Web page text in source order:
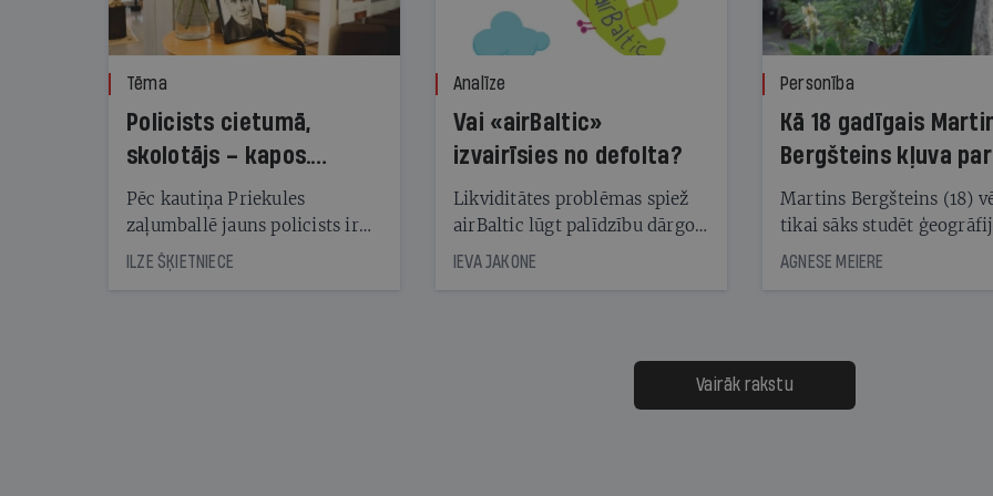
Tēma
Policists cietumā,
skolotājs – kapos.
Reibuma cena Priekulē
Pēc kautiņa Priekules
zaļumballē jauns policists ir
nonācis cietumā, bet
cienījams pedagogs — kapos.
ILZE ŠĶIETNIECE
Analīze
Vai «airBaltic»
izvairīsies no defolta?
Likviditātes problēmas spiež
airBaltic lūgt palīdzību dārgo
obligāciju turētājiem, taču
samaksāt augstos procentus,
kas jāpārskaita jau trīs dienas
pirms nākamās sapulces
IEVA JAKONE
Personība
Kā 18 gadīgais
Bergšteins kļuva par
laika ziņu seju?
Martins Bergšteins (18)
tikai sāks studēt
bet viņa sacītajam jau
uzcītīga darba, mammas
atbalsts un drosme
meteovērojumus arī tad,
AGNESE MEIERE
Vairāk rakstu